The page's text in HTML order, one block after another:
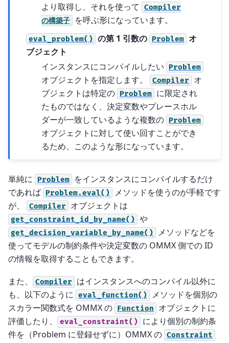
より取得し、それを使って
Compiler
の構築子
を呼ぶ形になっています。
eval_problem() の第 1 引数の Problem オ
ブジェクト
インスタンスにコンパイルしたい Problem
オブジェクトを指定します。 Compiler
オ
ブジェクトは特定の Problem に限定され
たものではなく、決定変数やプレースホル
ダーが一致しているような複数の Problem
オブジェクトに対して使い回すことができ
るため、このような形になっています。
単純に Problem
をインスタンスにコンパイルするだけ
であれば Problem.eval()
メソッドを使うのが手軽です
が、
Compiler オブジェクトは
get_constraint_id_by_name() や
get_decision_variable_by_name()
メソッドなどを
使ってモデルの制約条件や決定変数の OMMX 側での ID
の情報を取得することもできます。
また、 Compiler
はインスタンスへのコンパイル以外に
も、以下のように eval_function()
メソッドを個別の
スカラー関数式を OMMX の Function
オブジェクトに
評価したり、
eval_constraint()
により個別の制約条
件を（Problem に登録せずに）OMMX の Constraint